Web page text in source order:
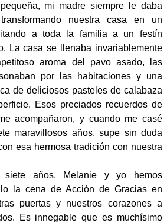
mi madre siempre le daba
nuestra casa en un
a toda la familia a un festín
La casa se llenaba invariablemente
aroma del pavo asado, las
por las habitaciones y una
de deliciosos pasteles de calabaza
Esos preciados recuerdos de
acompañaron, y cuando me casé
maravillosos años, supe sin duda
esa hermosa tradición con nuestra
siete años, Melanie y yo hemos
la cena de Acción de Gracias en
puertas y nuestros corazones a
Es innegable que es muchísimo